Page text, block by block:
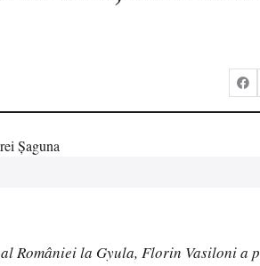
României la Gyula, Florin Vasiloni a